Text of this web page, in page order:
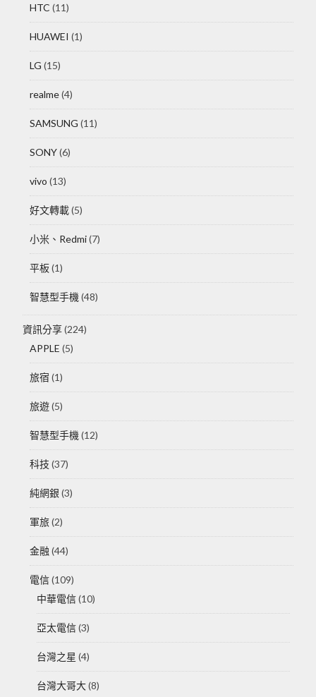
HTC (11)
HUAWEI (1)
LG (15)
realme(4)
SAMSUNG (11)
SONY(6)
vivo (13)
好文轉載(5)
小米、Redmi(7)
平板(1)
智慧型手機 (48)
資訊分享(224)
APPLE (5)
旅宿 (1)
旅遊(5)
智慧型手機 (12)
科技 (37)
純網銀 (3)
軍旅(2)
金融 (44)
電信(109)
中華電信(10)
亞太電信(3)
台灣之星 (4)
台灣大哥大(8)